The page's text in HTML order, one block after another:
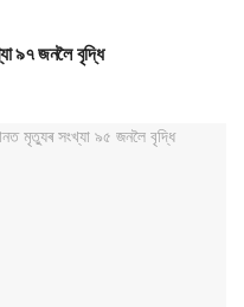
৯৭ জনলৈ বৃদ্ধি